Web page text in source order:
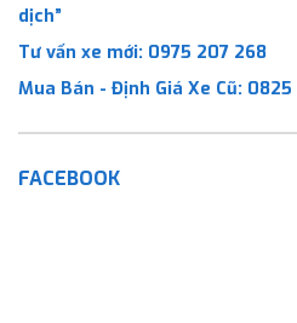
dịch”
Tư vấn xe mới: 0975 207 268
Mua Bán - Định Giá Xe Cũ: 0825
FACEBOOK